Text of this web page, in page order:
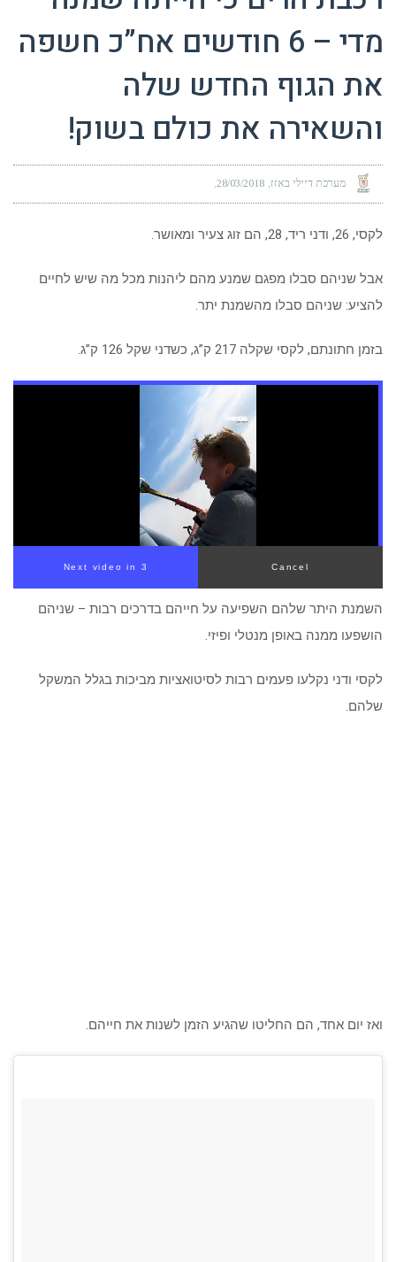
מדי – 6 חודשים אח”כ חשפה
את הגוף החדש שלה
והשאירה את כולם בשוק!
מערכת דיילי באזז 28/03/2018
לקסי, 26, ודני ריד, 28, הם זוג צעיר ומאושר.
אבל שניהם סבלו מפגם שמנע מהם ליהנות מכל מה שיש לחיים
להציע: שניהם סבלו מהשמנת יתר.
בזמן חתונתם, לקסי שקלה 217 ק”ג, כשדני שקל 126 ק”ג.
Next video in 2 Cancel
השמנת היתר שלהם השפיעה על חייהם בדרכים רבות – שניהם
הושפעו ממנה באופן מנטלי ופיזי.
לקסי ודני נקלעו פעמים רבות לסיטואציות מביכות בגלל המשקל
שלהם.
ואז יום אחד, הם החליטו שהגיע הזמן לשנות את חייהם.